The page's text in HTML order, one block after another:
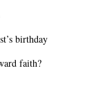
birthday
faith?